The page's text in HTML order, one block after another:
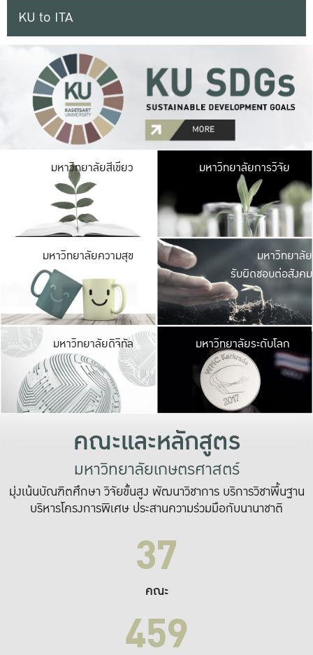
KU to ITA
มหาวิทยาลัยสีเขียว มหาวิ
มีพื้นที่เขียวสดใส
เป็นป่าในเมือง เกษต
มหาวิทยาลัยการวิจัย
มหาวิทยาลัยความสุข มหาวิ
ค
เปิดประ
และพบเรื่องราวใ
มหาวิทยาลัย
รับผิดชอบต่อสังคม
มหาวิทยาลัยดิจิทัล มหาวิ
เปลี่ยนแปลง แล
เพื่อทำง
ระบบสารสนเทศ
มหาวิทยาลัยระดับโลก
คณะและหลักสูตร
มหาวิทยาลัยเกษตรศาสตร์
มุ่งเน้นบัณฑิตศึกษา วิจัยขั้นสูง พัฒนาวิชาการ บริการวิชาพื้นฐาน
บริหารโครงการพิเศษ ประสานความร่วมมือกับนานาชาติ
37
คณะ
459